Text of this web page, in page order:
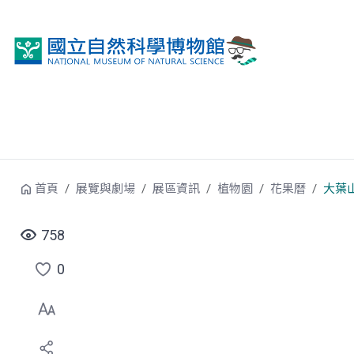
首頁 展覽與劇場 展區資訊 植物園 花果曆 大葉
758
點
選
喜
0